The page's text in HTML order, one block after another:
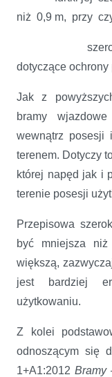
niż 0,9 m, przy
szerokości
dotyczące
Jak z
bramy
wewnątrz
terenem. Dotyczy
której napęd jak i
terenie posesji
Przepisowa
być mniejsza
większą,
jest bardziej
użytkowaniu.
Z kolei
odnoszącym się
1+A1:2012 Bramy